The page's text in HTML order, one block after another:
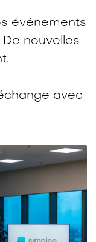
événements
nouvelles
avec